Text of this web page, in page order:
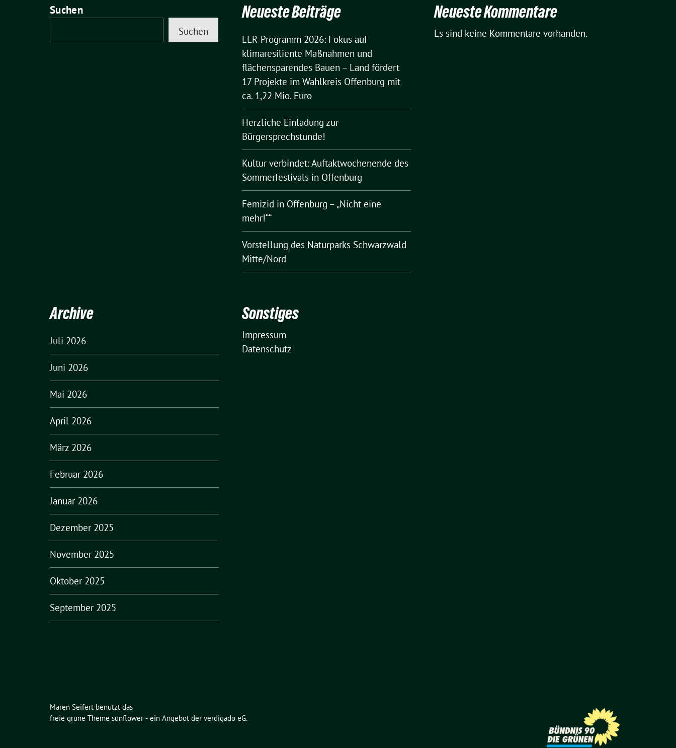
Suchen
Suchen
Neueste Beiträge
ELR-Programm 2026: Fokus auf
klimaresiliente Maßnahmen und
flächensparendes Bauen – Land fördert
17 Projekte im Wahlkreis Offenburg mit
ca. 1,22 Mio. Euro
Herzliche Einladung zur
Bürgersprechstunde!
Kultur verbindet: Auftaktwochenende des
Sommerfestivals in Offenburg
Femizid in Offenburg – „Nicht eine
mehr!““
Vorstellung des Naturparks Schwarzwald
Mitte/Nord
Neueste Kommentare
Es sind keine Kommentare vorhanden.
Archive
Juli 2026
Juni 2026
Mai 2026
April 2026
März 2026
Februar 2026
Januar 2026
Dezember 2025
November 2025
Oktober 2025
September 2025
Sonstiges
Impressum
Datenschutz
Maren Seifert benutzt das
freie grüne Theme sunflower ‐ ein Angebot der verdigado eG.